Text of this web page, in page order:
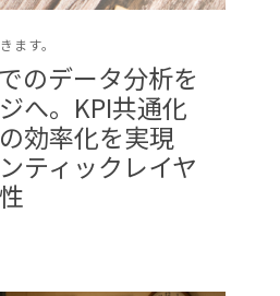
ます。
のデータ分析を
へ。KPI共通化
効率化を実現
ティックレイヤ